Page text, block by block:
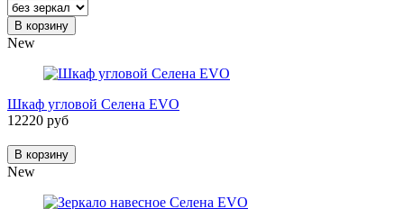
В корзину
New
Шкаф угловой Селена EVO
12220 руб
В корзину
New